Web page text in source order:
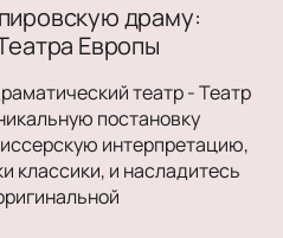
драму:
Европы
театр - Театр
постановку
интерпретацию,
классики, и насладитесь